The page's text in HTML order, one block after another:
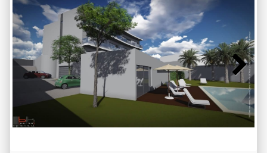
Next